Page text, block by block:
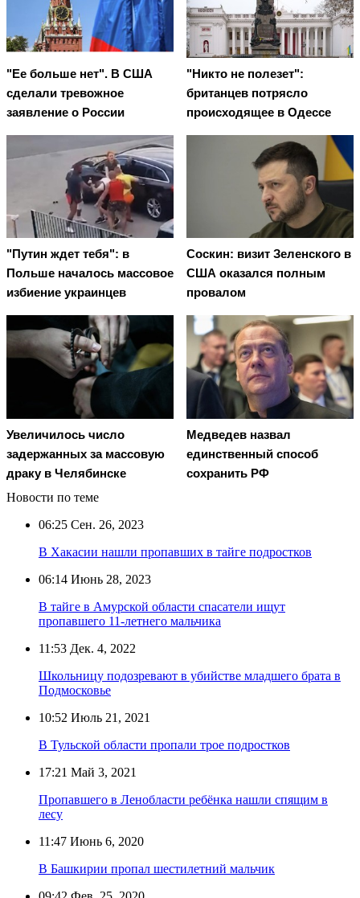
"Ее больше нет". В США
сделали тревожное
заявление о России
"Никто не полезет":
британцев потрясло
происходящее в Одессе
"Путин ждет тебя": в
Польше началось массовое
избиение украинцев
Соскин: визит Зеленского в
США оказался полным
провалом
Увеличилось число
задержанных за массовую
драку в Челябинске
Медведев назвал
единственный способ
сохранить РФ
Новости по теме
06:25 Сен. 26, 2023
В Хакасии нашли пропавших в тайге подростков
06:14 Июнь 28, 2023
В тайге в Амурской области спасатели ищут
пропавшего 11-летнего мальчика
11:53 Дек. 4, 2022
Школьницу подозревают в убийстве младшего брата в
Подмосковье
10:52 Июль 21, 2021
В Тульской области пропали трое подростков
17:21 Май 3, 2021
Пропавшего в Ленобласти ребёнка нашли спящим в
лесу
11:47 Июнь 6, 2020
В Башкирии пропал шестилетний мальчик